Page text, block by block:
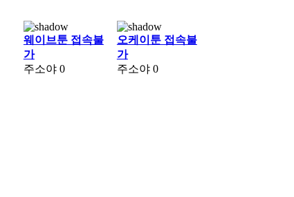
웨이브툰 접속불
가
주소야 0
오케이툰 접속불
가
주소야 0